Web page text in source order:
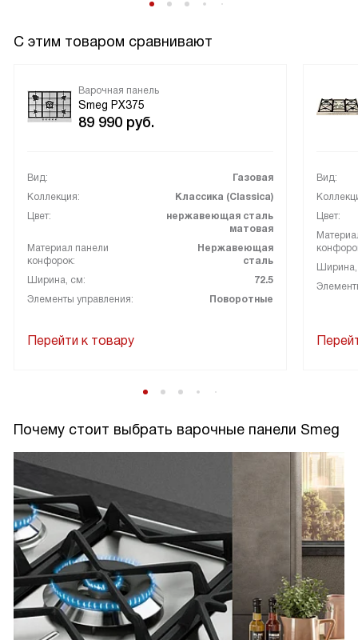
С этим товаром сравнивают
Варочная панель
Smeg PX375
89 990 руб.
Вид:
Газовая
Коллекция:
Классика (Classica)
Цвет:
нержавеющая сталь
матовая
Материал панели
конфорок:
Нержавеющая
сталь
Ширина, см:
72.5
Элементы управления:
Поворотные
Перейти к товару
Вид:
Цвет:
Почему стоит выбрать варочные панели Smeg